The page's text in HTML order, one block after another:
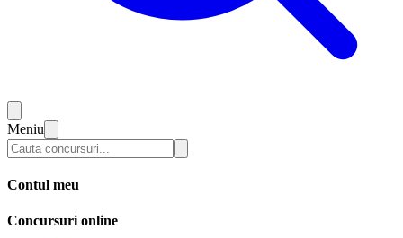
Meniu
Contul meu
Concursuri online